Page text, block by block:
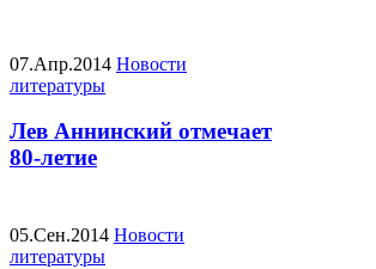
07.Апр.2014 Новости
литературы
Лев Аннинский отмечает
80-летие
05.Сен.2014 Новости
литературы